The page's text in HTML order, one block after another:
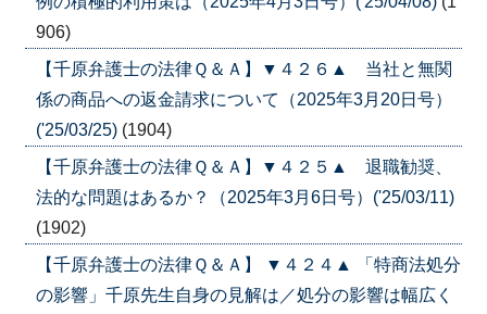
906)
【千原弁護士の法律Ｑ＆Ａ】▼４２６▲ 当社と無関
係の商品への返金請求について（2025年3月20日号）
('25/03/25) (1904)
【千原弁護士の法律Ｑ＆Ａ】▼４２５▲ 退職勧奨、
法的な問題はあるか？（2025年3月6日号）('25/03/11)
(1902)
【千原弁護士の法律Ｑ＆Ａ】 ▼４２４▲ 「特商法処分
の影響」千原先生自身の見解は／処分の影響は幅広く